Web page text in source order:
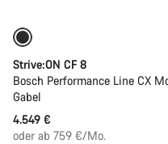
Strive:ON CF 8
Bosch Performance Line CX
Gabel
4.549 €
oder ab 759 €/Mo.